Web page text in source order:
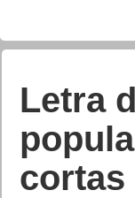
Letra
cortas